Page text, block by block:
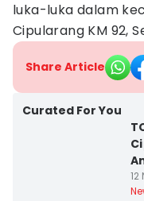
luka-luka dalam
Cipularang KM 92,
Share Article
Curated For You
12